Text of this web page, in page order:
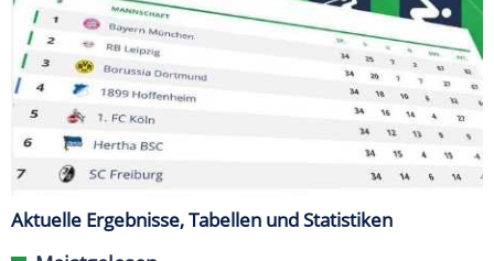
Aktuelle Ergebnisse, Tabellen und Statistiken